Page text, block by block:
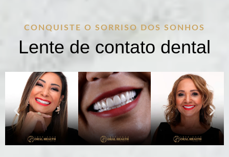
CONQUISTE O SORRISO DOS SONHOS
Lente de contato dental